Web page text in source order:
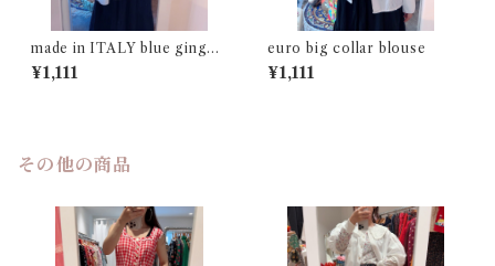
made in ITALY blue gingha
m check shirt
¥1,111
euro big collar blouse
¥1,111
その他の商品